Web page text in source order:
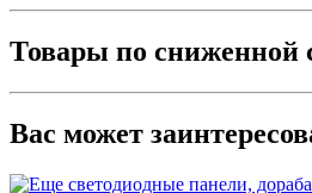
Товары по сниженной
Вас может